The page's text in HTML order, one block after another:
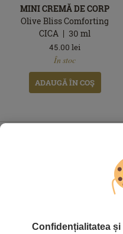
MINI CREMĂ DE CORP
Olive Bliss Comforting
CICA
30ml
45.00 lei
În stoc
ADAUGĂ ÎN COŞ
Confidențialitatea